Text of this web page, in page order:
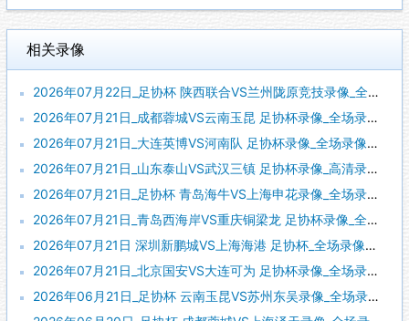
相关录像
2026年07月22日_足协杯 陕西联合VS兰州陇原竞技录像_全场录像【视频集锦】
2026年07月21日_成都蓉城VS云南玉昆 足协杯录像_全场录像【全场回放】
2026年07月21日_大连英博VS河南队 足协杯录像_全场录像【全场回放】
2026年07月21日_山东泰山VS武汉三镇 足协杯录像_高清录像【全场回放】
2026年07月21日_足协杯 青岛海牛VS上海申花录像_全场录像【全场回放】
2026年07月21日_青岛西海岸VS重庆铜梁龙 足协杯录像_全场录像【全场回放】
2026年07月21日 深圳新鹏城VS上海海港 足协杯_全场录像【全场回放】
2026年07月21日_北京国安VS大连可为 足协杯录像_全场录像【全场回放】
2026年06月21日_足协杯 云南玉昆VS苏州东吴录像_全场录像【高清回放】